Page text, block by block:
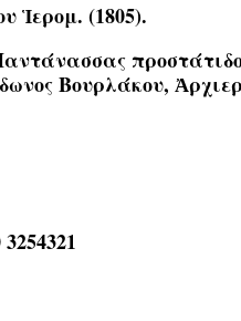
Ἱερομ. (1805).
Βουρλάκου,